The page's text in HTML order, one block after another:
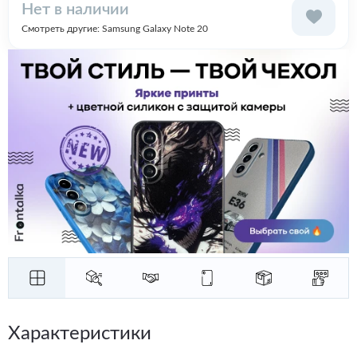
Нет в наличии
Смотреть другие: Samsung Galaxy Note 20
Характеристики